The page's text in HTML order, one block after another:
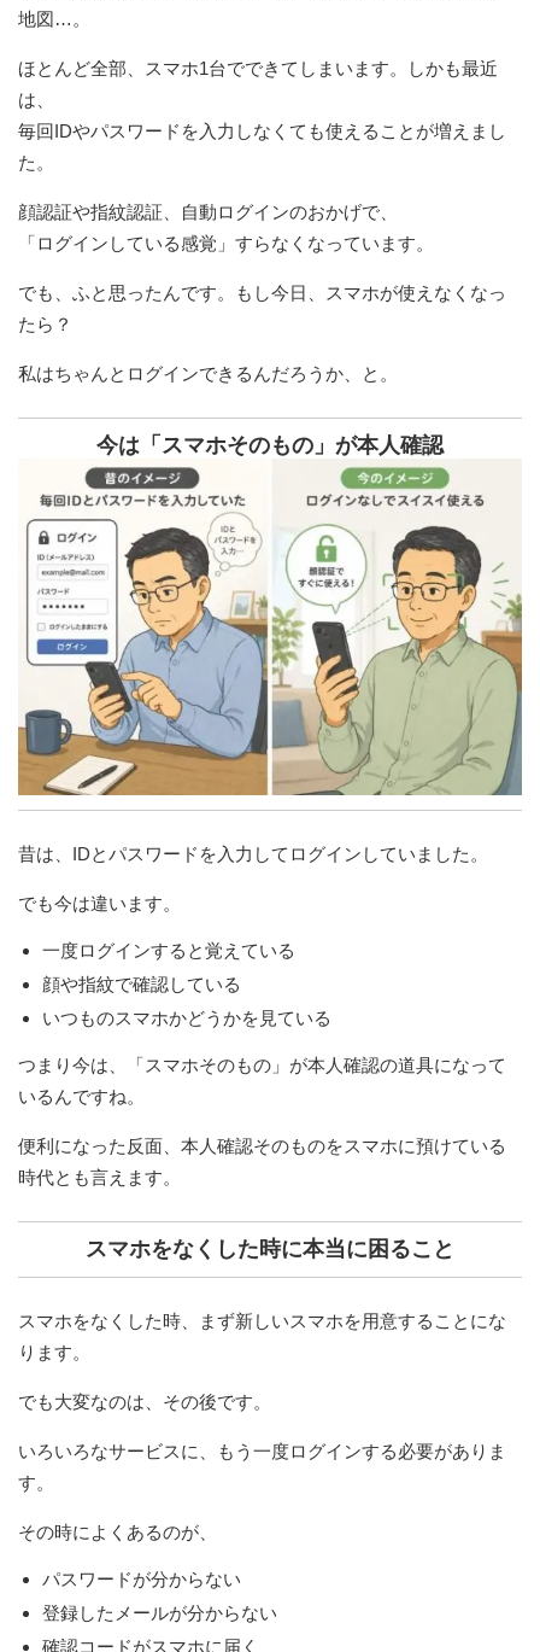
地図…。
ほとんど全部、スマホ1台でできてしまいます。しかも最近
は、
毎回IDやパスワードを入力しなくても使えることが増えまし
た。
顔認証や指紋認証、自動ログインのおかげで、
「ログインしている感覚」すらなくなっています。
でも、ふと思ったんです。もし今日、スマホが使えなくなっ
たら？
私はちゃんとログインできるんだろうか、と。
今は「スマホそのもの」が本人確認
昔は、IDとパスワードを入力してログインしていました。
でも今は違います。
一度ログインすると覚えている
顔や指紋で確認している
いつものスマホかどうかを見ている
つまり今は、「スマホそのもの」が本人確認の道具になって
いるんですね。
便利になった反面、本人確認そのものをスマホに預けている
時代とも言えます。
スマホをなくした時に本当に困ること
スマホをなくした時、まず新しいスマホを用意することにな
ります。
でも大変なのは、その後です。
いろいろなサービスに、もう一度ログインする必要がありま
す。
その時によくあるのが、
パスワードが分からない
登録したメールが分からない
確認コードがスマホに届く